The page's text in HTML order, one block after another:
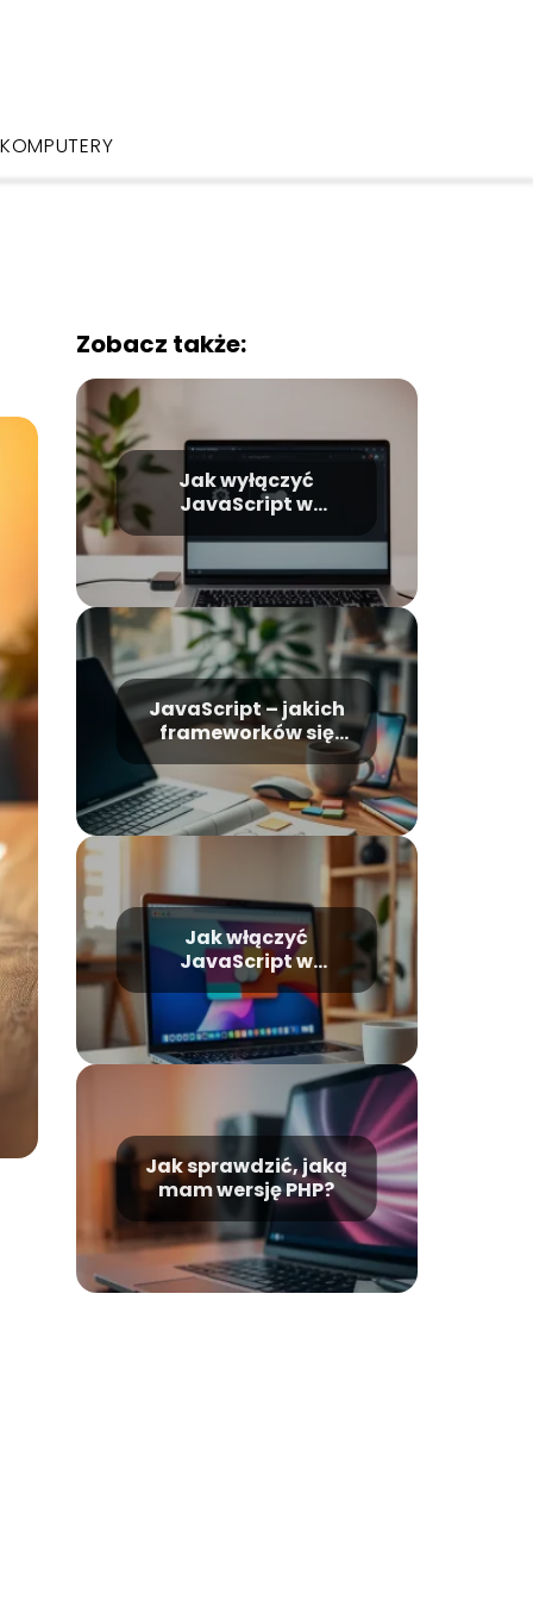
KOMPUTERY
Zobacz także:
Jak wyłączyć
JavaScript w
JavaScript – jakich
frameworków się
Jak włączyć
JavaScript w
przeglądarce?
Jak sprawdzić, jaką
mam wersję PHP?